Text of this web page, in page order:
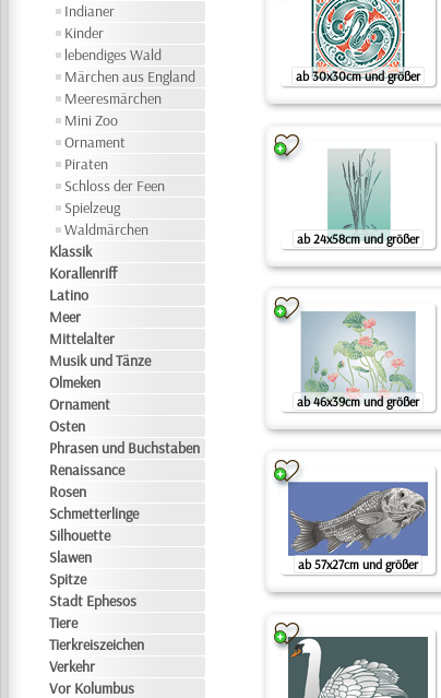
Indianer
Kinder
lebendiges Wald
Märchen aus England
Meeresmärchen
Mini Zoo
Ornament
Piraten
Schloss der Feen
Spielzeug
Waldmärchen
Klassik
Korallenriff
Latino
Meer
Mittelalter
Musik und Tänze
Olmeken
Ornament
Osten
Phrasen und Buchstaben
Renaissance
Rosen
Schmetterlinge
Silhouette
Slawen
Spitze
Stadt Ephesos
Tiere
Tierkreiszeichen
Verkehr
Vor Kolumbus
ab 30x30cm und größer
ab 24x58cm und größer
ab 46x39cm und größer
ab 57x27cm und größer